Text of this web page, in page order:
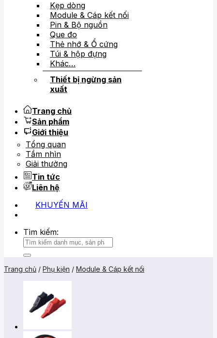
Kẹp dòng
Module & Cáp kết nối
Pin & Bộ nguồn
Que đo
Thẻ nhớ & Ổ cứng
Túi & hộp đựng
Khác…
Thiết bị ngừng sản
xuất
Trang chủ
Sản phẩm
Giới thiệu
Tổng quan
Tầm nhìn
Giải thưởng
Tin tức
Liên hệ
KHUYẾN MÃI
Tìm kiếm:
Trang chủ / Phụ kiện / Module & Cáp kết nối